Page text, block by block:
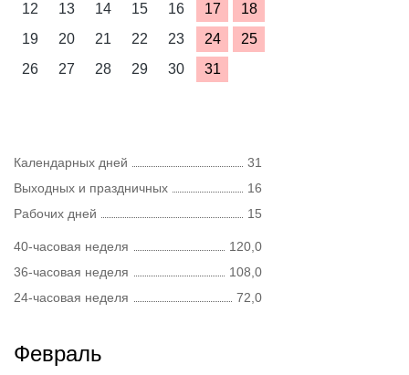
12
13 14 15 16 17
18
19
20 21 22 23 24
25
26
27 28 29 30 31
Календарных дней
31
Выходных и праздничных
16
Рабочих дней
15
40-часовая неделя
120,0
36-часовая неделя
108,0
24-часовая неделя
72,0
Февраль